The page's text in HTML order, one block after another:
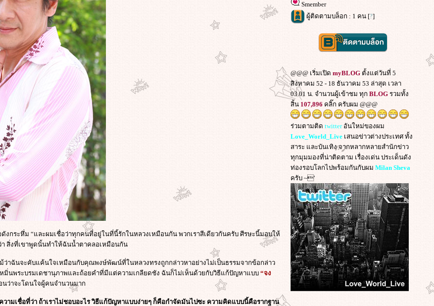
ดังกระหึ่ม “และผมเชื่อว่าทุกคนที่อยู่ในที่นี้รักในหลวงเหมือนกัน พวกเราสีเดียวกันครับ ศีรษะนี้มอบให้
สิ่งที่เขาพูดนั้นทำให้ฉันน้ำตาคลอเหมือนกัน
ว่าฉันจะคับแค้นใจเหมือนกับคุณพงษ์พัฒน์ที่ในหลวงทรงถูกกล่าวหาอย่างไม่เป็นธรรมจากข้อกล่าว
มิ่นพระบรมเดชานุภาพและถ้อยคำที่มีแต่ความเกลียดชัง ฉันก็ไม่เห็นด้วยกับวิธีแก้ปัญหาแบบ “จง
นว่าจะโดนใจผู้คนจำนวนมาก
มเชื่อที่ว่า ถ้าเราไม่ชอบอะไร วิธีแก้ปัญหาแบบง่ายๆ ก็คือกำจัดมันไปซะ ความคิดแบบนี้คือรากฐาน
Smember
ผู้ติดตามบล็อก : 1 คน [?]
@@@ เริ่มเปิด myBLOG ตั้งแต่วันที่ 5
สิงหาคม 52 - 18 ธันวาคม 53 ล่าสุด เวลา
03.01 น. จำนวนผู้เข้าชม ทุก BLOG รวมทั้ง
สิ้น 107,896 คลิ๊ก ครับผม @@@
ร่วมตามติด twitterอันใหม่ของผม
Love_World_Live เสนอข่าวต่างประเทศ ทั้ง
สาระ และบันเทิง จากหลากหลายสำนักข่าว
ทุกมุมมองที่น่าติดตาม เรื่องเด่น ประเด็นดัง
ท่องรอบโลกไปพร้อมกันกับผม Milan Sheva
ครับ ~'